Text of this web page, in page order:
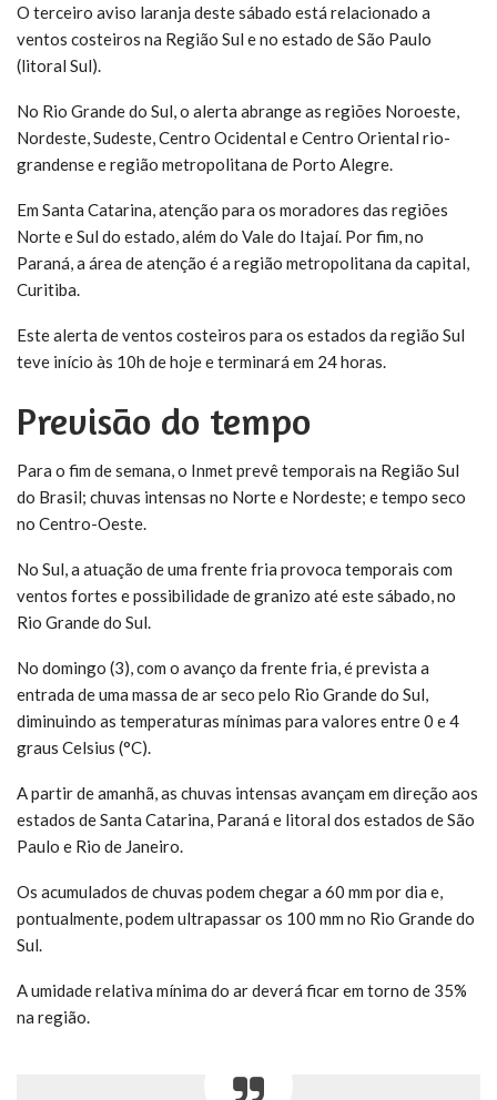
O terceiro aviso laranja deste sábado está relacionado a
ventos costeiros na Região Sul e no estado de São Paulo
(litoral Sul).
No Rio Grande do Sul, o alerta abrange as regiões Noroeste,
Nordeste, Sudeste, Centro Ocidental e Centro Oriental rio-
grandense e região metropolitana de Porto Alegre.
Em Santa Catarina, atenção para os moradores das regiões
Norte e Sul do estado, além do Vale do Itajaí. Por fim, no
Paraná, a área de atenção é a região metropolitana da capital,
Curitiba.
Este alerta de ventos costeiros para os estados da região Sul
teve início às 10h de hoje e terminará em 24 horas.
Previsão do tempo
Para o fim de semana, o Inmet prevê temporais na Região Sul
do Brasil; chuvas intensas no Norte e Nordeste; e tempo seco
no Centro-Oeste.
No Sul, a atuação de uma frente fria provoca temporais com
ventos fortes e possibilidade de granizo até este sábado, no
Rio Grande do Sul.
No domingo (3), com o avanço da frente fria, é prevista a
entrada de uma massa de ar seco pelo Rio Grande do Sul,
diminuindo as temperaturas mínimas para valores entre 0 e 4
graus Celsius (°C).
A partir de amanhã, as chuvas intensas avançam em direção aos
estados de Santa Catarina, Paraná e litoral dos estados de São
Paulo e Rio de Janeiro.
Os acumulados de chuvas podem chegar a 60 mm por dia e,
pontualmente, podem ultrapassar os 100 mm no Rio Grande do
Sul.
A umidade relativa mínima do ar deverá ficar em torno de 35%
na região.